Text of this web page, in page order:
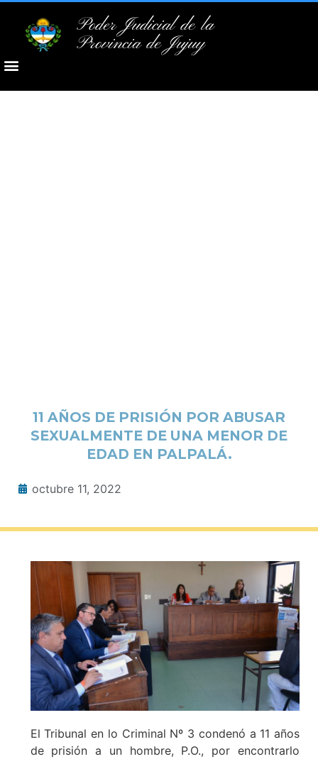
Poder Judicial de la
Provincia de Jujuy
11 AÑOS DE PRISIÓN POR ABUSAR
SEXUALMENTE DE UNA MENOR DE
EDAD EN PALPALÁ.
octubre 11, 2022
El Tribunal en lo Criminal Nº 3 condenó a 11 años
de prisión a un hombre, P.O., por encontrarlo